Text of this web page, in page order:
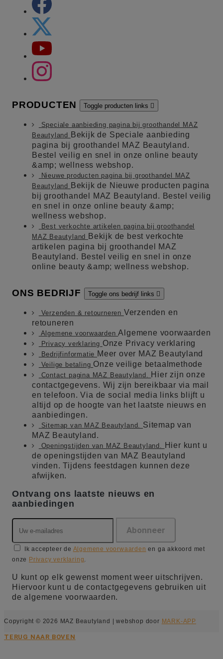
PRODUCTEN Toggle producten links 
Speciale aanbieding pagina bij groothandel MAZ
Beautyland
Bekijk de Speciale aanbieding
pagina bij groothandel MAZ Beautyland.
Bestel veilig en snel in onze online beauty
&amp; wellness webshop.
Nieuwe producten pagina bij groothandel MAZ
Beautyland
Bekijk de Nieuwe producten pagina
bij groothandel MAZ Beautyland. Bestel veilig
en snel in onze online beauty &amp;
wellness webshop.
Best verkochte artikelen pagina bij groothandel
MAZ Beautyland
Bekijk de best verkochte
artikelen pagina bij groothandel MAZ
Beautyland. Bestel veilig en snel in onze
online beauty &amp; wellness webshop.
ONS BEDRIJF Toggle ons bedrijf links 
Verzenden & retourneren Verzenden en
retouneren
Algemene voorwaardenAlgemene voorwaarden
Privacy verklaring Onze Privacy verklaring
Bedrijfinformatie Meer over MAZ Beautyland
Veilige betaling Onze veilige betaalmethode
Contact pagina MAZ Beautyland.
Hier zijn onze
contactgegevens. Wij zijn bereikbaar via mail
en telefoon. Via de social media links blijft u
altijd op de hoogte van het laatste nieuws en
aanbiedingen.
Sitemap van MAZ Beautyland. Sitemap van
MAZ Beautyland.
Openingstijden van MAZ Beautyland.
Hier kunt u
de openingstijden van MAZ Beautyland
vinden. Tijdens feestdagen kunnen deze
afwijken.
Ontvang ons laatste nieuws en
aanbiedingen
Ik accepteer de Algemene voorwaarden en ga akkoord met
onze Privacy verklaring.
U kunt op elk gewenst moment weer uitschrijven.
Hiervoor kunt u de contactgegevens gebruiken uit
de algemene voorwaarden.
Copyright © 2026 MAZ Beautyland | webshop door MARK-APP
TERUG NAAR BOVEN